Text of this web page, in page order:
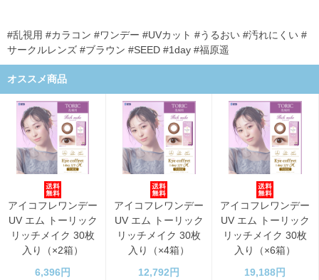
#乱視用 #カラコン #ワンデー #UVカット #うるおい #汚れにくい #
サークルレンズ #ブラウン #SEED #1day #福原遥
オススメ商品
アイコフレワンデー
UV エム トーリック
リッチメイク 30枚
入り（×2箱）
6,396円
アイコフレワンデー
UV エム トーリック
リッチメイク 30枚
入り（×4箱）
12,792円
アイコフレワンデー
UV エム トーリック
リッチメイク 30枚
入り（×6箱）
19,188円